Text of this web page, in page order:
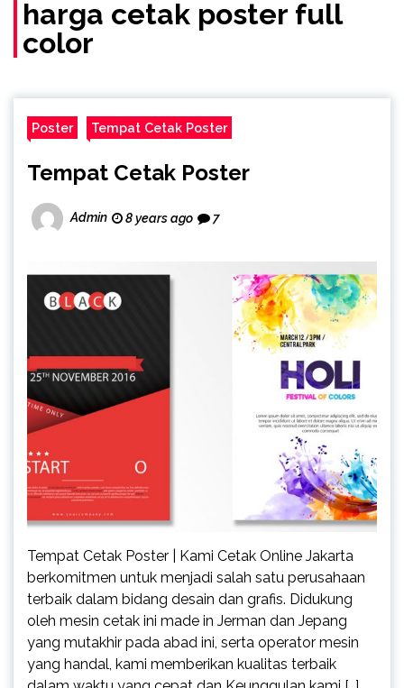
harga cetak poster full
color
Poster Tempat Cetak Poster
Tempat Cetak Poster
Admin 8 years ago 7
Tempat Cetak Poster | Kami Cetak Online Jakarta
berkomitmen untuk menjadi salah satu perusahaan
terbaik dalam bidang desain dan grafis. Didukung
oleh mesin cetak ini made in Jerman dan Jepang
yang mutakhir pada abad ini, serta operator mesin
yang handal, kami memberikan kualitas terbaik